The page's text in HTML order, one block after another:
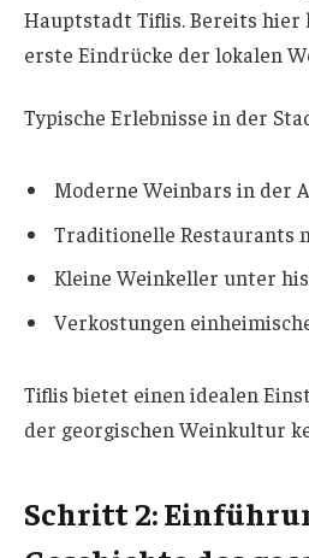
Hauptstadt Tiflis. Bereits hier
erste Eindrücke der lokalen
Typische Erlebnisse in der
Moderne Weinbars in der
Traditionelle Restaurants
Kleine Weinkeller unter
Verkostungen
Tiflis bietet einen idealen
der georgischen Weinkultur
Schritt 2: